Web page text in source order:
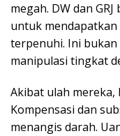
megah. DW dan
untuk
terpenuhi. Ini bukan
manipulasi tingkat
Akibat ulah mereka,
Kompensasi dan
menangis darah.